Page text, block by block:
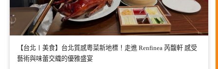
【台北〡美食】台北質感粵菜新地標！走進 Renfinea 芮馥軒 感受
藝術與味蕾交織的優雅盛宴